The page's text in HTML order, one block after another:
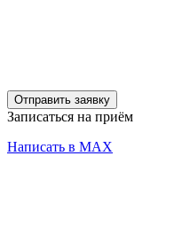
Отправить заявку
Записаться на приём
Написать в MAX